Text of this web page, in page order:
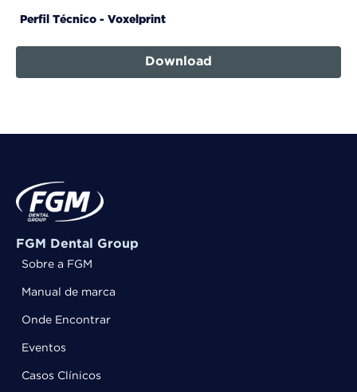
Perfil Técnico - Voxelprint
Download
FGM Dental Group
Sobre a FGM
Manual de marca
Onde Encontrar
Eventos
Casos Clínicos